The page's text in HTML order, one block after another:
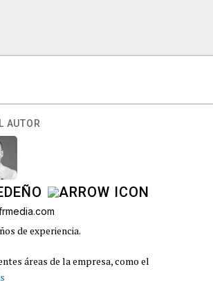
AUTOR
de experiencia.
áreas de la empresa, como el